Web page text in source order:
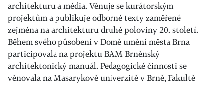
architekturu a média. Věnuje se kurátorským
projektům a publikuje odborné texty zaměřené
zejména na architekturu druhé poloviny 20. století.
Během svého působení v Domě umění města Brna
participovala na projektu BAM Brněnský
architektonický manuál. Pedagogické činnosti se
věnovala na Masarykově univerzitě v Brně, Fakultě